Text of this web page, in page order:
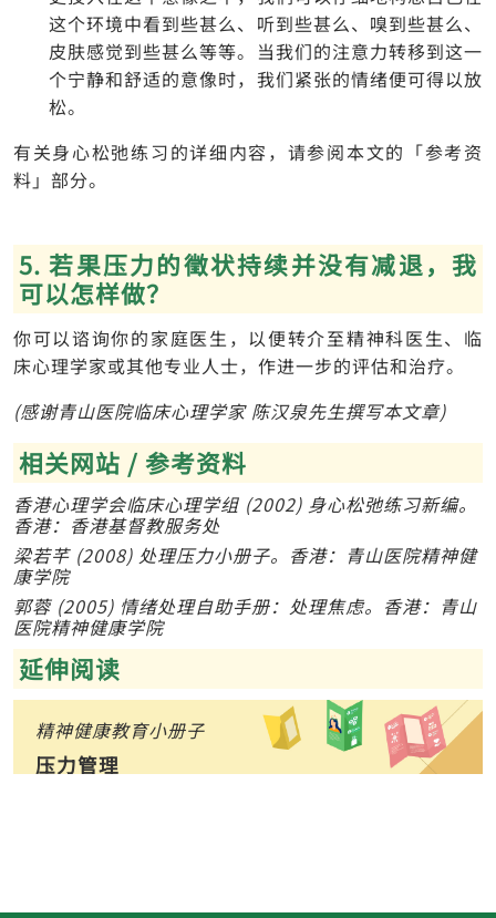
这个环境中看到些甚么、听到些甚么、嗅到些甚么、
皮肤感觉到些甚么等等。当我们的注意力转移到这一
个宁静和舒适的意像时，我们紧张的情绪便可得以放
松。
有关身心松弛练习的详细内容，请参阅本文的「参考资
料」部分。
5. 若果压力的徵状持续并没有减退，我
可以怎样做？
你可以谘询你的家庭医生，以便转介至精神科医生、临
床心理学家或其他专业人士，作进一步的评估和治疗。
(感谢青山医院临床心理学家 陈汉泉先生撰写本文章)
相关网站 / 参考资料
香港心理学会临床心理学组 (2002) 身心松弛练习新编。
香港：香港基督教服务处
梁若芊 (2008) 处理压力小册子。香港：青山医院精神健
康学院
郭蓉 (2005) 情绪处理自助手册：处理焦虑。香港：青山
医院精神健康学院
延伸阅读
精神健康教育小册子
压力管理